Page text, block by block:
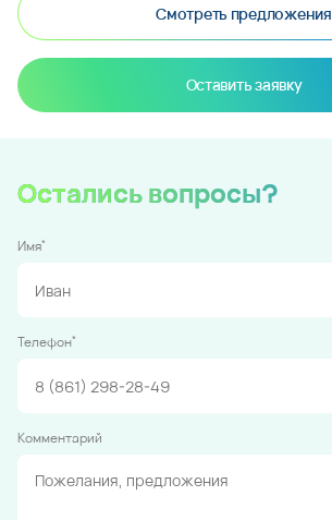
Смотреть предложения
Оставить заявку
Остались вопросы?
Имя*
Телефон*
Комментарий